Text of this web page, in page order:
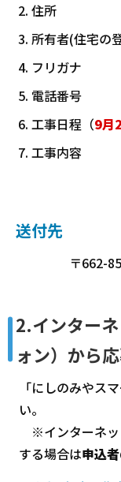
住所
所有者(住宅の
フリガナ
電話番号
工事日程（9月
工事内容
送付先
〒662-8567
西宮市
2.インター
ォン）から
「にしのみやス
い。
※インターネッ
する場合は申込